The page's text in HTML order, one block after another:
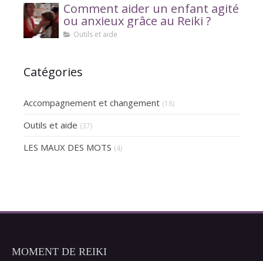
Comment aider un enfant agité
ou anxieux grâce au Reiki ?
Outils et aide
Catégories
Accompagnement et changement (18)
Outils et aide (37)
LES MAUX DES MOTS (4)
MOMENT DE REIKI